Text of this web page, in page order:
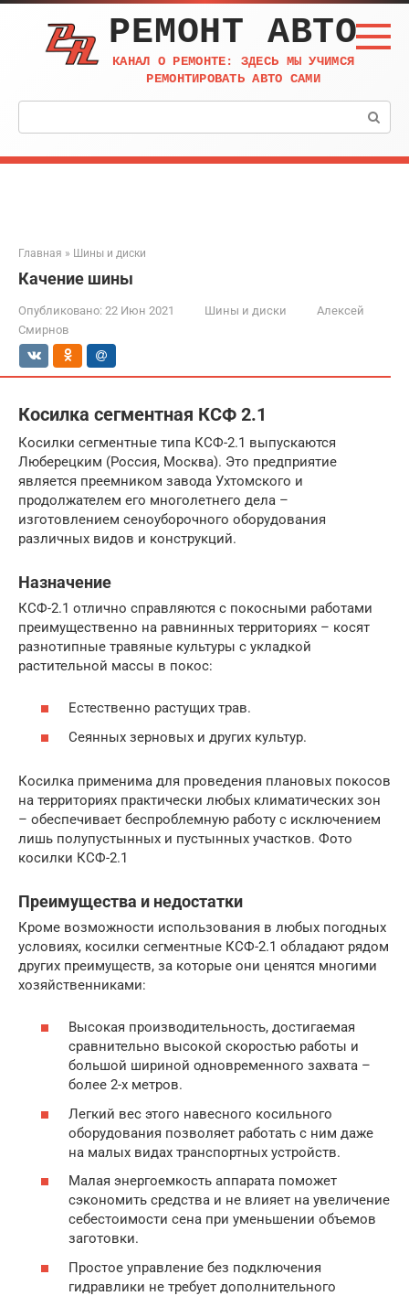
Перейти
контенту
РЕМОНТ АВТО
КАНАЛ О РЕМОНТЕ: ЗДЕСЬ МЫ УЧИМСЯ
РЕМОНТИРОВАТЬ АВТО САМИ
Поиск:
Главная » Шины и диски
Качение шины
Опубликовано: 22 Июн 2021 Шины и диски
Алексей
Смирнов
Косилка сегментная КСФ 2.1
Косилки сегментные типа КСФ-2.1 выпускаются
Люберецким (Россия, Москва). Это предприятие
является преемником завода Ухтомского и
продолжателем его многолетнего дела –
изготовлением сеноуборочного оборудования
различных видов и конструкций.
Назначение
КСФ-2.1 отлично справляются с покосными работами
преимущественно на равнинных территориях – косят
разнотипные травяные культуры с укладкой
растительной массы в покос:
Естественно растущих трав.
Сеянных зерновых и других культур.
Косилка применима для проведения плановых покосов
на территориях практически любых климатических зон
– обеспечивает беспроблемную работу с исключением
лишь полупустынных и пустынных участков. Фото
косилки КСФ-2.1
Преимущества и недостатки
Кроме возможности использования в любых погодных
условиях, косилки сегментные КСФ-2.1 обладают рядом
других преимуществ, за которые они ценятся многими
хозяйственниками:
Высокая производительность, достигаемая
сравнительно высокой скоростью работы и
большой шириной одновременного захвата –
более 2-х метров.
Легкий вес этого навесного косильного
оборудования позволяет работать с ним даже
на малых видах транспортных устройств.
Малая энергоемкость аппарата поможет
сэкономить средства и не влияет на увеличение
себестоимости сена при уменьшении объемов
заготовки.
Простое управление без подключения
гидравлики не требует дополнительного